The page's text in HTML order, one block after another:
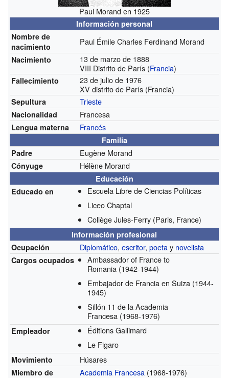
Paul Morand en 1925
Información personal
Nombre de
nacimiento
Paul Émile Charles Ferdinand Morand
Nacimiento
13 de marzo de 1888
VIII Distrito de París (Francia)
Fallecimiento
23 de julio de 1976
XV distrito de París (Francia)
Sepultura Trieste
Nacionalidad Francesa
Lengua materna Francés
Familia
Padre
Eugène Morand
Cónyuge Hélène Morand
Educación
Educado en
Escuela Libre de Ciencias Políticas
Liceo Chaptal
Collège Jules-Ferry (Paris, France)
Información profesional
Ocupación
Diplomático,escritor,poetay novelista
Cargos ocupados
Ambassador of France to
Romania (1942-1944)
Embajador de Francia en Suiza (1944-
1945)
Sillón 11 de la Academia
Francesa (1968-1976)
Empleador
Éditions Gallimard
Le Figaro
Movimiento Húsares
Miembro de Academia Francesa (1968-1976)